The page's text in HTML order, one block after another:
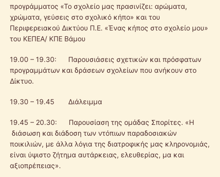
προγράμματος «Το σχολείο μας πρασινίζει: αρώματα,
χρώματα, γεύσεις στο σχολικό κήπο» και του
Περιφερειακού Δικτύου Π.Ε. «Ένας κήπος στο σχολείο μου»
του ΚΕΠΕΑ/ ΚΠΕ Βάμου
19.00 – 19.30: Παρουσιάσεις σχετικών και πρόσφατων
προγραμμάτων και δράσεων σχολείων που ανήκουν στο
Δίκτυο.
19.30 – 19.45 Διάλειμμα
19.45 – 20.30: Παρουσίαση της ομάδας Σπορίτες. «Η
διάσωση και διάδοση των ντόπιων παραδοσιακών
ποικιλιών, με άλλα λόγια της διατροφικής μας κληρονομιάς,
είναι ύψιστο ζήτημα αυτάρκειας, ελευθερίας, μα και
αξιοπρέπειας».